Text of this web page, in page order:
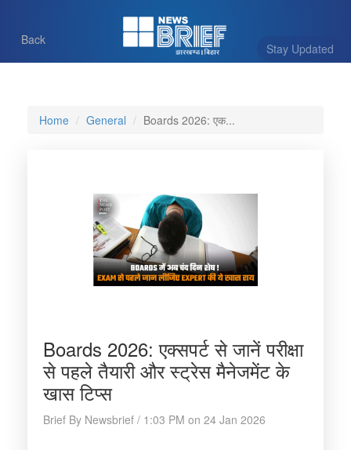
Stay Updated
Back
Home General Boards 2026: एक...
Boards 2026: एक्सपर्ट से जानें परीक्षा
से पहले तैयारी और स्ट्रेस मैनेजमेंट के
खास टिप्स
Brief By Newsbrief / 1:03 PM on 24 Jan 2026